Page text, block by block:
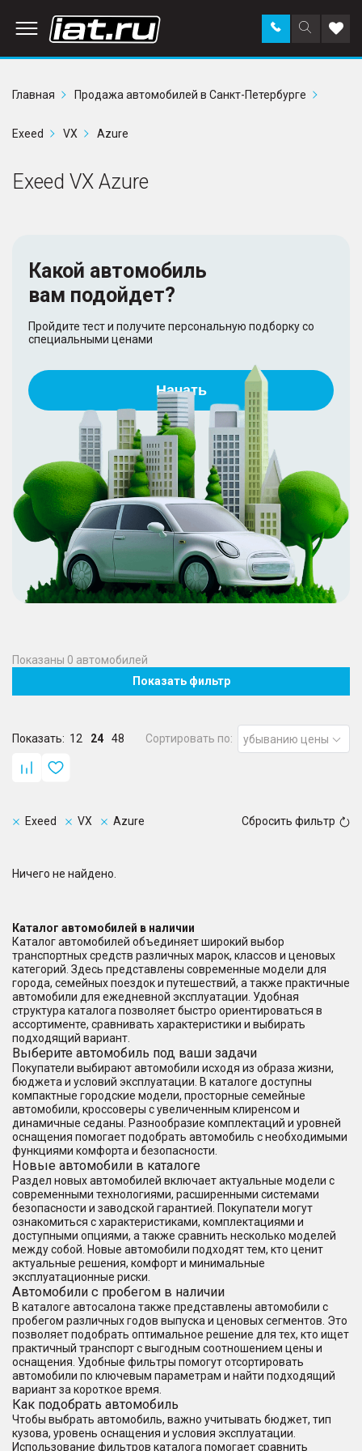
Поиск
по
Заказать
звонок в
Главная
Продажа автомобилей в Санкт-Петербурге
Exeed VX Azure
Exeed VX Azure
Какой автомобиль
вам подойдет?
Пройдите тест и получите персональную подборку со
специальными ценами
Начать
Показаны 0 автомобилей
Показать фильтр
Показать: 12 24 48 Сортировать по: убыванию цены
Exeed VX Azure Сбросить фильтр
Ничего не найдено.
Каталог автомобилей в наличии
Каталог автомобилей объединяет широкий выбор
транспортных средств различных марок, классов и ценовых
категорий. Здесь представлены современные модели для
города, семейных поездок и путешествий, а также практичные
автомобили для ежедневной эксплуатации. Удобная
структура каталога позволяет быстро ориентироваться в
ассортименте, сравнивать характеристики и выбирать
подходящий вариант.
Выберите автомобиль под ваши задачи
Покупатели выбирают автомобили исходя из образа жизни,
бюджета и условий эксплуатации. В каталоге доступны
компактные городские модели, просторные семейные
автомобили, кроссоверы с увеличенным клиренсом и
динамичные седаны. Разнообразие комплектаций и уровней
оснащения помогает подобрать автомобиль с необходимыми
функциями комфорта и безопасности.
Новые автомобили в каталоге
Раздел новых автомобилей включает актуальные модели с
современными технологиями, расширенными системами
безопасности и заводской гарантией. Покупатели могут
ознакомиться с характеристиками, комплектациями и
доступными опциями, а также сравнить несколько моделей
между собой. Новые автомобили подходят тем, кто ценит
актуальные решения, комфорт и минимальные
эксплуатационные риски.
Автомобили с пробегом в наличии
В каталоге автосалона также представлены автомобили с
пробегом различных годов выпуска и ценовых сегментов. Это
позволяет подобрать оптимальное решение для тех, кто ищет
практичный транспорт с выгодным соотношением цены и
оснащения. Удобные фильтры помогут отсортировать
автомобили по ключевым параметрам и найти подходящий
вариант за короткое время.
Как подобрать автомобиль
Чтобы выбрать автомобиль, важно учитывать бюджет, тип
кузова, уровень оснащения и условия эксплуатации.
Использование фильтров каталога помогает сравнить